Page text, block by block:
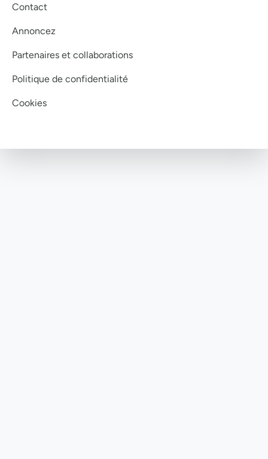
Contact
Annoncez
Partenaires et collaborations
Politique de confidentialité
Cookies